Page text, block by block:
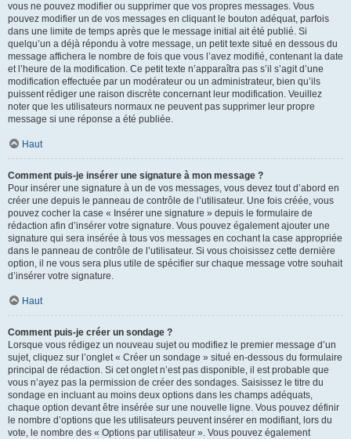
vous ne pouvez modifier ou supprimer que vos propres messages. Vous
pouvez modifier un de vos messages en cliquant le bouton adéquat, parfois
dans une limite de temps après que le message initial ait été publié. Si
quelqu’un a déjà répondu à votre message, un petit texte situé en dessous du
message affichera le nombre de fois que vous l’avez modifié, contenant la date
et l’heure de la modification. Ce petit texte n’apparaîtra pas s’il s’agit d’une
modification effectuée par un modérateur ou un administrateur, bien qu’ils
puissent rédiger une raison discrète concernant leur modification. Veuillez
noter que les utilisateurs normaux ne peuvent pas supprimer leur propre
message si une réponse a été publiée.
Haut
Comment puis-je insérer une signature à mon message ?
Pour insérer une signature à un de vos messages, vous devez tout d’abord en
créer une depuis le panneau de contrôle de l’utilisateur. Une fois créée, vous
pouvez cocher la case « Insérer une signature » depuis le formulaire de
rédaction afin d’insérer votre signature. Vous pouvez également ajouter une
signature qui sera insérée à tous vos messages en cochant la case appropriée
dans le panneau de contrôle de l’utilisateur. Si vous choisissez cette dernière
option, il ne vous sera plus utile de spécifier sur chaque message votre souhait
d’insérer votre signature.
Haut
Comment puis-je créer un sondage ?
Lorsque vous rédigez un nouveau sujet ou modifiez le premier message d’un
sujet, cliquez sur l’onglet « Créer un sondage » situé en-dessous du formulaire
principal de rédaction. Si cet onglet n’est pas disponible, il est probable que
vous n’ayez pas la permission de créer des sondages. Saisissez le titre du
sondage en incluant au moins deux options dans les champs adéquats,
chaque option devant être insérée sur une nouvelle ligne. Vous pouvez définir
le nombre d’options que les utilisateurs peuvent insérer en modifiant, lors du
vote, le nombre des « Options par utilisateur ». Vous pouvez également